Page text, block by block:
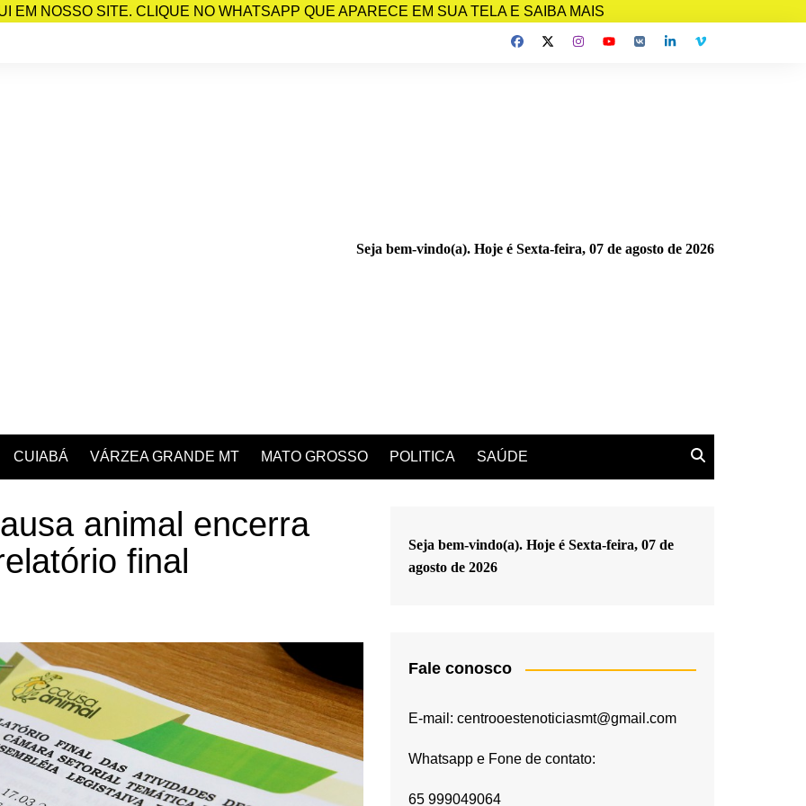
EM NOSSO SITE. CLIQUE NO WHATSAPP QUE APARECE EM SUA TELA E SAIBA MAIS
Seja bem-vindo(a). Hoje é Sexta-feira, 07 de agosto de 2026
CUIABÁ VÁRZEA GRANDE MT MATO GROSSO POLITICA SAÚDE
animal encerra
final
Seja bem-vindo(a). Hoje é Sexta-feira, 07 de
agosto de 2026
Fale conosco
E-mail: centrooestenoticiasmt@gmail.com
Whatsapp e Fone de contato:
65 999049064